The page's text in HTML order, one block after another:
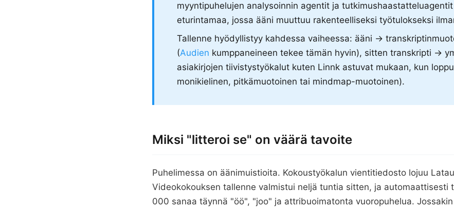
myyntipuhelujen analysoinnin agentit ja
eturintamaa, jossa ääni muuttuu rakenteelliseksi työtulokseksi
Tallenne hyödyllistyy kahdessa vaiheessa: ääni →
(Audien kumppaneineen tekee tämän hyvin), sitten transkripti →
asiakirjojen tiivistystyökalut kuten Linnk astuvat mukaan, kun
monikielinen, pitkämuotoinen tai mindmap-muotoinen).
Miksi "litteroi se" on väärä tavoite
Puhelimessa on äänimuistioita. Kokoustyökalun vientitiedosto lojuu
Videokokouksen tallenne valmistui neljä tuntia sitten, ja automaattisesti
000 sanaa täynnä "öö", "joo" ja attribuoimatonta vuoropuhelua.